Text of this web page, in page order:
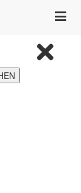
Toggle